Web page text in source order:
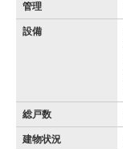
管理
設備
総戸数
建物状況